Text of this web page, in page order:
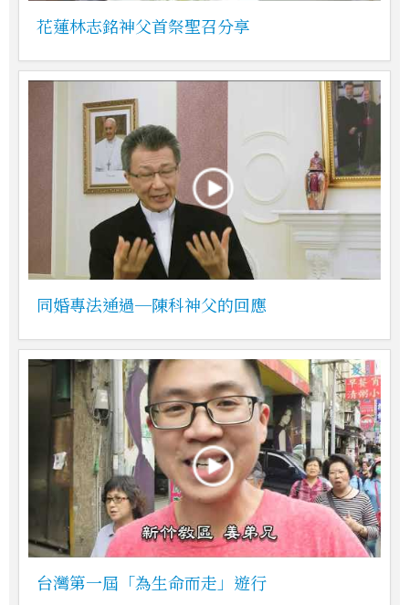
花蓮林志銘神父首祭聖召分享
同婚專法通過─陳科神父的回應
台灣第一屆「為生命而走」遊行